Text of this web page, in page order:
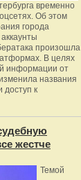
временно
Об этом
города
произошла
В целях
информации от
названия
доступ к
жестче
Темой